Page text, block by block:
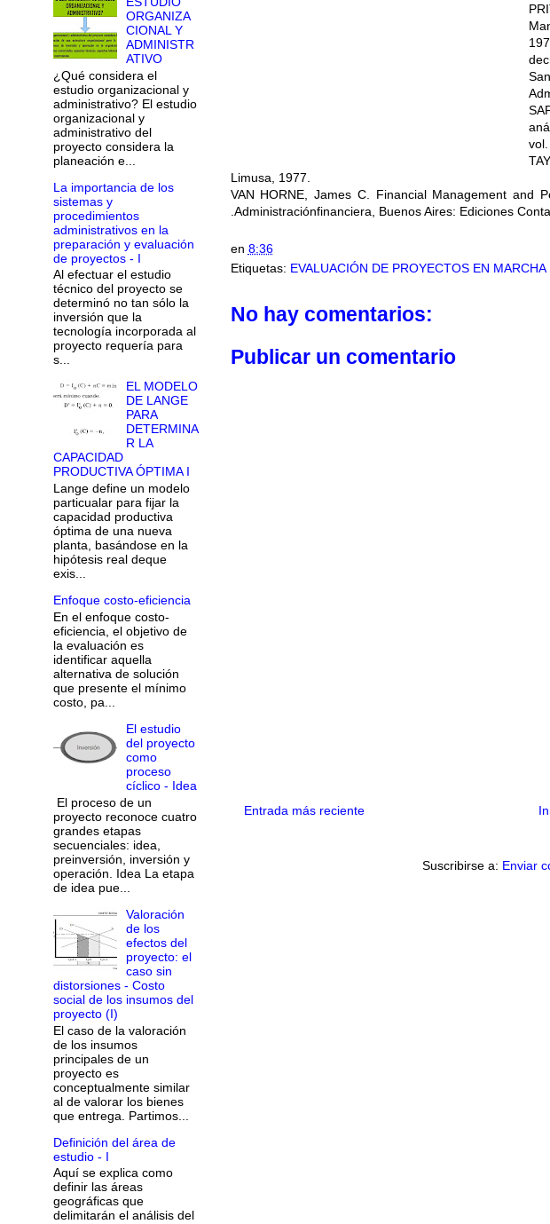
Limusa, 1977.
VAN HORNE, James C. Financial Management and
.Administraciónfinanciera, Buenos Aires: Ediciones
en 8:36
Etiquetas: EVALUACIÓN DE PROYECTOS EN MARCHA
No hay comentarios:
Publicar un comentario
Entrada más reciente
Suscribirse a: Enviar
ORGANIZA
CIONAL Y
ADMINISTR
ATIVO
¿Qué considera el
estudio organizacional y
administrativo? El estudio
organizacional y
administrativo del
proyecto considera la
planeación e...
La importancia de los
sistemas y
procedimientos
administrativos en la
preparación y evaluación
de proyectos - I
Al efectuar el estudio
técnico del proyecto se
determinó no tan sólo la
inversión que la
tecnología incorporada al
proyecto requería para
s...
EL MODELO
DE LANGE
PARA
DETERMINA
R LA
CAPACIDAD
PRODUCTIVA ÓPTIMA I
Lange define un modelo
particualar para fijar la
capacidad productiva
óptima de una nueva
planta, basándose en la
hipótesis real deque
exis...
Enfoque costo-eficiencia
En el enfoque costo-
eficiencia, el objetivo de
la evaluación es
identificar aquella
alternativa de solución
que presente el mínimo
costo, pa...
El estudio
del proyecto
como
proceso
cíclico - Idea
El proceso de un
proyecto reconoce cuatro
grandes etapas
secuenciales: idea,
preinversión, inversión y
operación. Idea La etapa
de idea pue...
Valoración
de los
efectos del
proyecto: el
caso sin
distorsiones - Costo
social de los insumos del
proyecto (I)
El caso de la valoración
de los insumos
principales de un
proyecto es
conceptualmente similar
al de valorar los bienes
que entrega. Partimos...
Definición del área de
estudio - I
Aquí se explica como
definir las áreas
geográficas que
delimitarán el análisis del